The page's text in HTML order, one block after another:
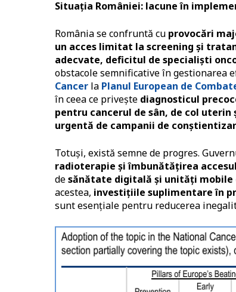
Situația României: lacuneîn
România se confruntă cu provocări
un acces limitat la screening și
adecvate, deficitul de specialiști
obstacole semnificative în gestionarea
Cancer la Planul European de
în ceea ce privește diagnosticul
pentru cancerul de sân, de col uterin
urgentă de campanii de
Totuși, există semne de progres.
radioterapie și îmbunătățirea
desănătate digitală și unități mobile
acestea, investițiile suplimentare în
sunt esențiale pentru reducerea